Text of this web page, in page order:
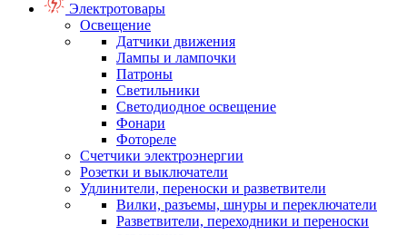
Электротовары
Освещение
Датчики движения
Лампы и лампочки
Патроны
Светильники
Светодиодное освещение
Фонари
Фотореле
Счетчики электроэнергии
Розетки и выключатели
Удлинители, переноски и разветвители
Вилки, разъемы, шнуры и переключатели
Разветвители, переходники и переноски